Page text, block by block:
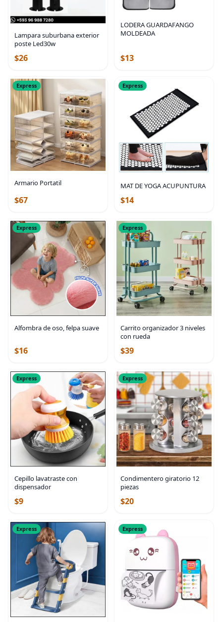
Lampara suburbana exterior
poste Led30w
$26
LODERA GUARDAFANGO
MOLDEADA
$13
Express
Armario Portatil
$67
Express
MAT DE YOGA ACUPUNTURA
$14
Express
Alfombra de oso, felpa suave
$16
Express
Carrito organizador 3 niveles
con rueda
$39
Express
Cepillo lavatraste con
dispensador
$9
Express
Condimentero giratorio 12
piezas
$20
Express Express